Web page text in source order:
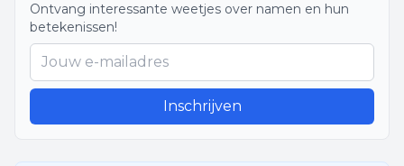
Ontvang interessante weetjes over namen en hun
betekenissen!
Inschrijven